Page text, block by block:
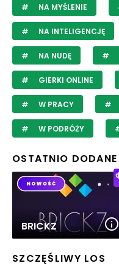
NA MYŚLENIE
NA INTELIGENCJĘ
NA NUDĘ
GIERKI ONLINE
W PRACY
W PODRÓŻY
OSTATNIO DODANE
BRICKZ
SZCZĘŚLIWY LOS